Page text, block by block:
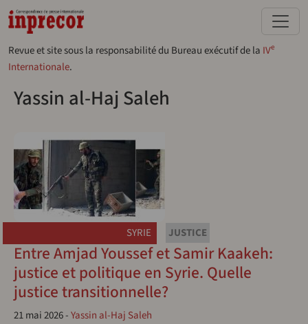
Aller au contenu principal
Revue et site sous la responsabilité du Bureau exécutif de la IVe
Internationale.
Yassin al-Haj Saleh
SYRIE JUSTICE
Entre Amjad Youssef et Samir Kaakeh:
justice et politique en Syrie. Quelle
justice transitionnelle?
21 mai 2026-Yassin al-Haj Saleh